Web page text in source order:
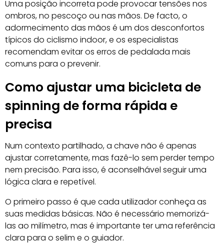
Uma posição incorreta pode provocar tensões nos
ombros, no pescoço ou nas mãos. De facto, o
adormecimento das mãos é um dos desconfortos
típicos do ciclismo indoor, e os especialistas
recomendam evitar os erros de pedalada mais
comuns para o prevenir.
Como ajustar uma bicicleta de
spinning de forma rápida e
precisa
Num contexto partilhado, a chave não é apenas
ajustar corretamente, mas fazê-lo sem perder tempo
nem precisão. Para isso, é aconselhável seguir uma
lógica clara e repetível.
O primeiro passo é que cada utilizador conheça as
suas medidas básicas. Não é necessário memorizá-
las ao milímetro, mas é importante ter uma referência
clara para o selim e o guiador.